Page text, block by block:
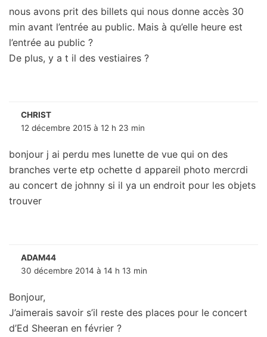
nous avons prit des billets qui nous donne accès 30
min avant l’entrée au public. Mais à qu’elle heure est
l’entrée au public ?
De plus, y a t il des vestiaires ?
CHRIST
12 décembre 2015 à 12 h 23 min
bonjour j ai perdu mes lunette de vue qui on des
branches verte etp ochette d appareil photo mercrdi
au concert de johnny si il ya un endroit pour les objets
trouver
ADAM44
30 décembre 2014 à 14 h 13 min
Bonjour,
J’aimerais savoir s’il reste des places pour le concert
d’Ed Sheeran en février ?